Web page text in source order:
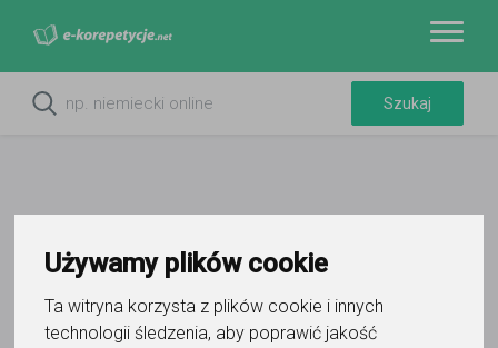
Używamy plików cookie
Ta witryna korzysta z plików cookie i innych
technologii śledzenia, aby poprawić jakość